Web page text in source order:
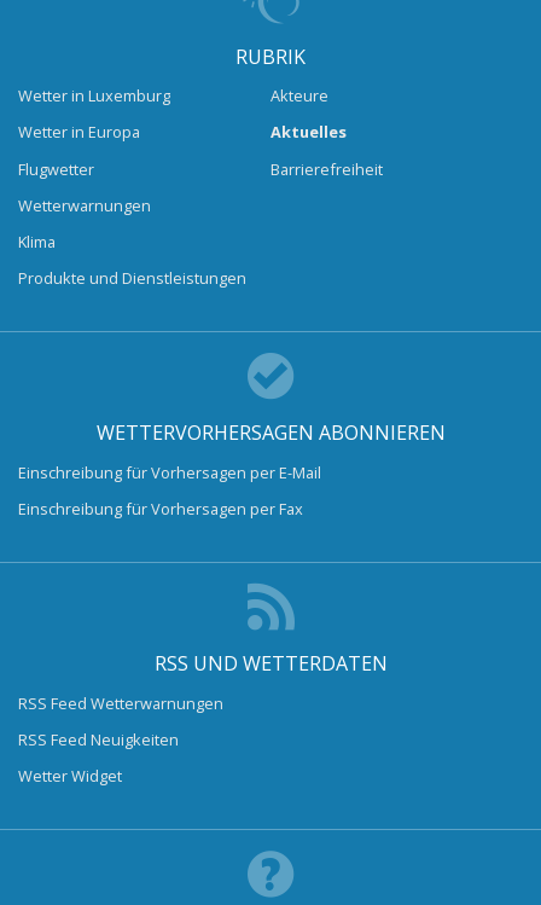
RUBRIK
Wetter in Luxemburg
Wetter in Europa
Flugwetter
Wetterwarnungen
Klima
Produkte und Dienstleistungen
Akteure
Aktuelles
Barrierefreiheit
WETTERVORHERSAGEN ABONNIEREN
Einschreibung für Vorhersagen per E-Mail
Einschreibung für Vorhersagen per Fax
RSS UND WETTERDATEN
RSS Feed Wetterwarnungen
RSS Feed Neuigkeiten
Wetter Widget